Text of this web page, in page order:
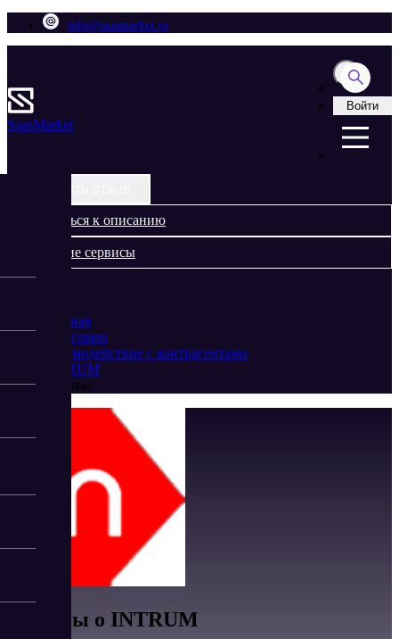
info@saasmarket.ru
SaasMarket
Войти
Вернуться к описанию
Похожие сервисы
Главная
Категории
Взаимодействие с контрагентами
INTRUM
Отзывы
Отзывы о INTRUM